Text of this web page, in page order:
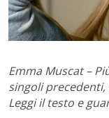
Emma Muscat –
singoli
Leggi il testo e